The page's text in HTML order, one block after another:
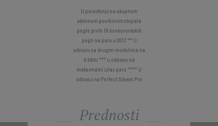
U poređenju sa ukupnom
aktivnom površinom stopala
pegle prvih 10 konkurentskih
pegli na paru u 2017 ** U
odnosu sa drugim modelima na
tržištu *** u odnosu na
maksimalni izlaz pare **** U
odnosu na Perfect Steam Pro
Prednosti